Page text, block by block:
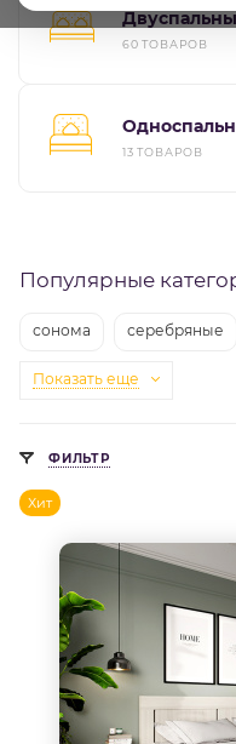
60 ТОВАРОВ
13 ТОВАРОВ
Популярные
сонома серебряные
Показать еще
ФИЛЬТР
Хит